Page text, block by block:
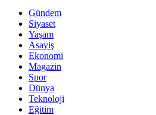
Gündem
Siyaset
Yaşam
Asayiş
Ekonomi
Magazin
Spor
Dünya
Teknoloji
Eğitim